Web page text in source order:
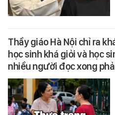
Thầy giáo Hà Nội chỉ ra
học sinh khá giỏi và học
nhiều người đọc xong